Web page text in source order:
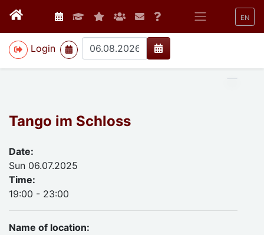
EN
Login
>
Tango im Schloss
Date:
Sun 06.07.2025
Time:
19:00 - 23:00
Name of location: